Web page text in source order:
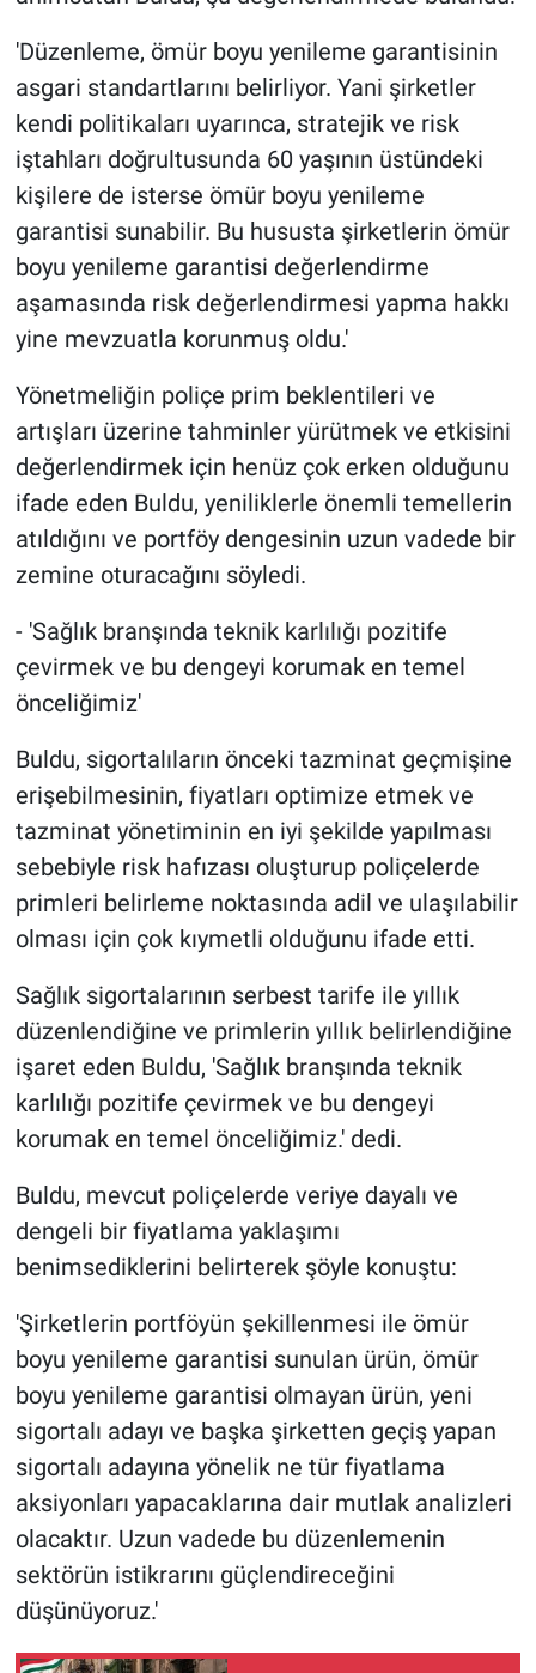
'Düzenleme, ömür boyu yenileme garantisinin
asgari standartlarını belirliyor. Yani şirketler
kendi politikaları uyarınca, stratejik ve risk
iştahları doğrultusunda 60 yaşının üstündeki
kişilere de isterse ömür boyu yenileme
garantisi sunabilir. Bu hususta şirketlerin ömür
boyu yenileme garantisi değerlendirme
aşamasında risk değerlendirmesi yapma hakkı
yine mevzuatla korunmuş oldu.'
Yönetmeliğin poliçe prim beklentileri ve
artışları üzerine tahminler yürütmek ve etkisini
değerlendirmek için henüz çok erken olduğunu
ifade eden Buldu, yeniliklerle önemli temellerin
atıldığını ve portföy dengesinin uzun vadede bir
zemine oturacağını söyledi.
- 'Sağlık branşında teknik karlılığı pozitife
çevirmek ve bu dengeyi korumak en temel
önceliğimiz'
Buldu, sigortalıların önceki tazminat geçmişine
erişebilmesinin, fiyatları optimize etmek ve
tazminat yönetiminin en iyi şekilde yapılması
sebebiyle risk hafızası oluşturup poliçelerde
primleri belirleme noktasında adil ve ulaşılabilir
olması için çok kıymetli olduğunu ifade etti.
Sağlık sigortalarının serbest tarife ile yıllık
düzenlendiğine ve primlerin yıllık belirlendiğine
işaret eden Buldu, 'Sağlık branşında teknik
karlılığı pozitife çevirmek ve bu dengeyi
korumak en temel önceliğimiz.' dedi.
Buldu, mevcut poliçelerde veriye dayalı ve
dengeli bir fiyatlama yaklaşımı
benimsediklerini belirterek şöyle konuştu:
'Şirketlerin portföyün şekillenmesi ile ömür
boyu yenileme garantisi sunulan ürün, ömür
boyu yenileme garantisi olmayan ürün, yeni
sigortalı adayı ve başka şirketten geçiş yapan
sigortalı adayına yönelik ne tür fiyatlama
aksiyonları yapacaklarına dair mutlak analizleri
olacaktır. Uzun vadede bu düzenlemenin
sektörün istikrarını güçlendireceğini
düşünüyoruz.'